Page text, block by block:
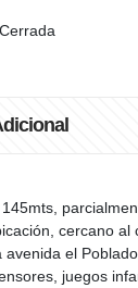
cercano al
avenida el
juegos